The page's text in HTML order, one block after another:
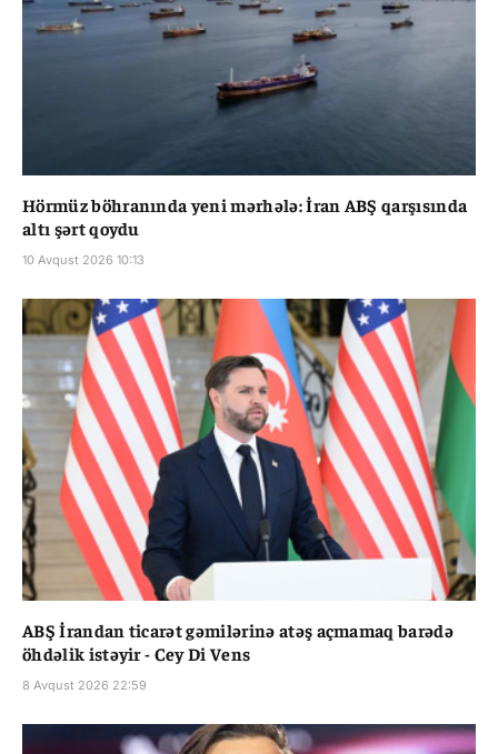
Hörmüz böhranında yeni mərhələ: İran ABŞ qarşısında
altı şərt qoydu
10 Avqust 2026 10:13
ABŞ İrandan ticarət gəmilərinə atəş açmamaq barədə
öhdəlik istəyir - Cey Di Vens
8 Avqust 2026 22:59